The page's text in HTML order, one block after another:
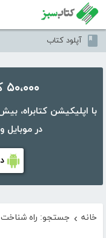
آپلود کتاب
۵۰،۰۰۰ کتاب در موبایل شما
در
خانه › جستجو: راه